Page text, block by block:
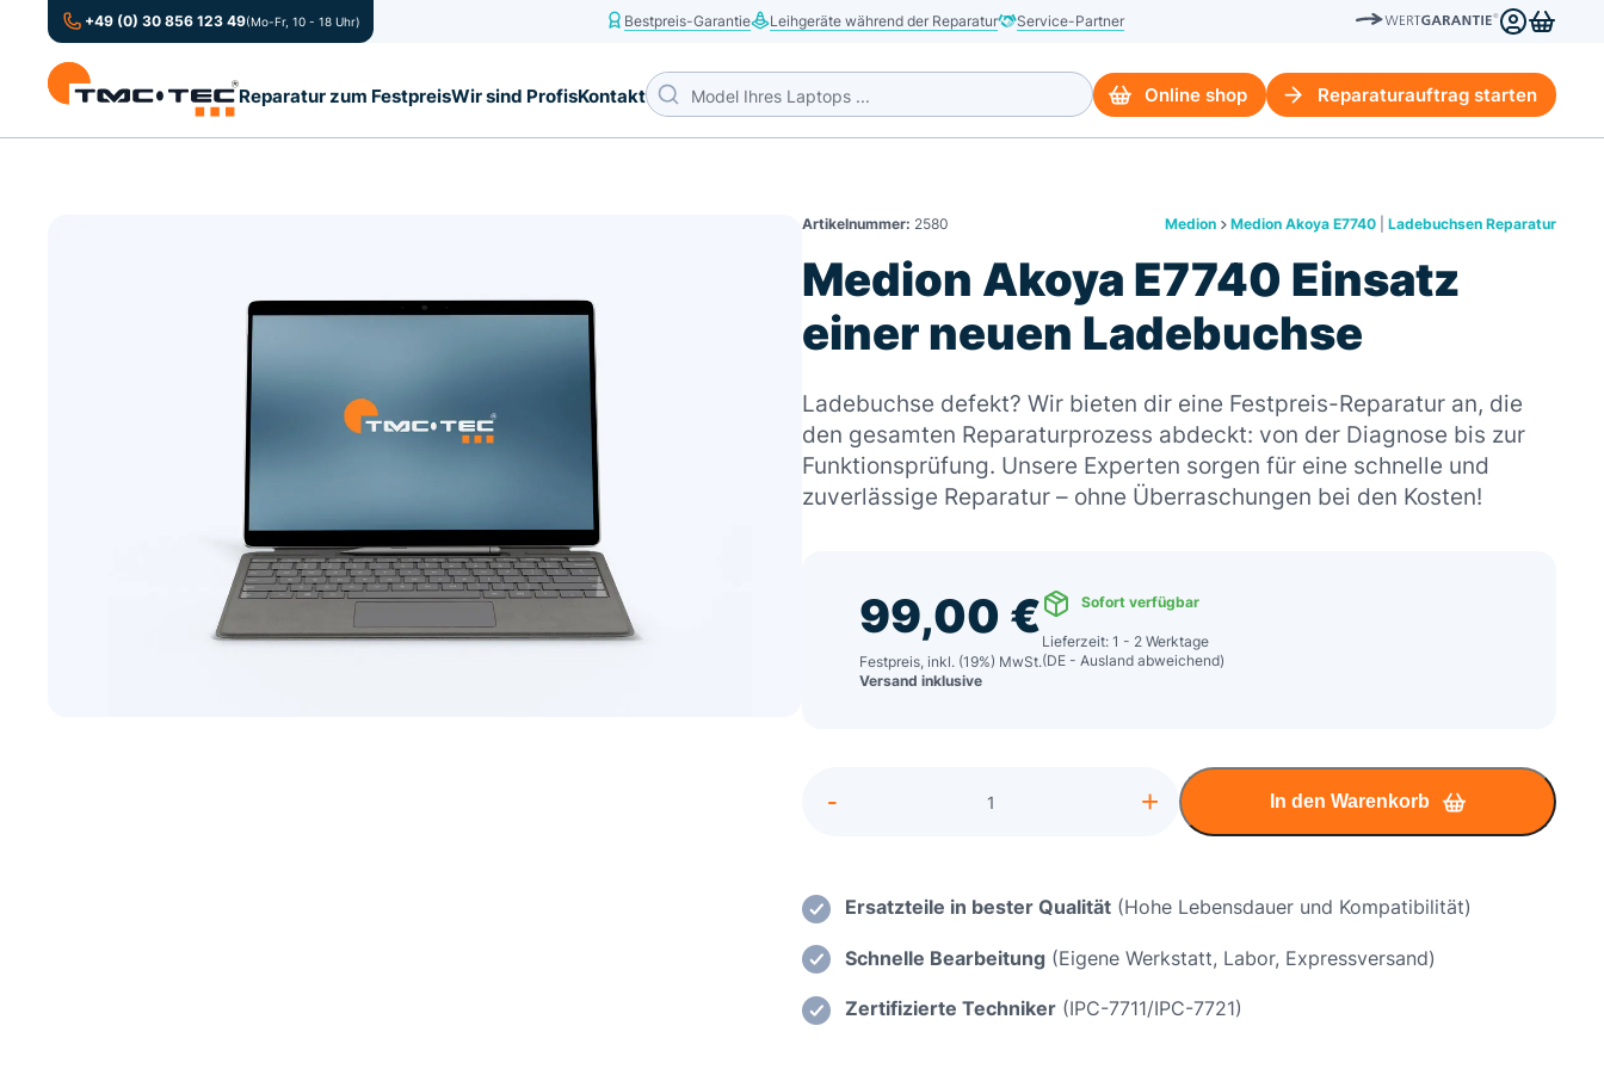
+49 (0) 30 856 123 49(Mo-Fr, 10 - 18 Uhr) Bestpreis-Garantie Leihgeräte während der Reparatur Service-Partner
Reparatur zum FestpreisWir sind ProfisKontakt Online shop Reparaturauftrag starten
Medion Medion Akoya E7740 Ladebuchsen Reparatur
Artikelnummer: 2580
Medion Akoya E7740 Einsatz
einer neuen Ladebuchse
Ladebuchse defekt? Wir bieten dir eine Festpreis-Reparatur an, die
den gesamten Reparaturprozess abdeckt: von der Diagnose bis zur
Funktionsprüfung. Unsere Experten sorgen für eine schnelle und
zuverlässige Reparatur – ohne Überraschungen bei den Kosten!
99,00 €
Festpreis, inkl. (19%) MwSt.
Versand inklusive
Sofort verfügbar
Lieferzeit: 1 - 2 Werktage
(DE - Ausland abweichend)
Medion
Einsatz
neuen
Ladebuchse
- + In den Warenkorb
Ersatzteile in bester Qualität (Hohe Lebensdauer und Kompatibilität)
Schnelle Bearbeitung (Eigene Werkstatt, Labor, Expressversand)
Zertifizierte Techniker (IPC-7711/IPC-7721)